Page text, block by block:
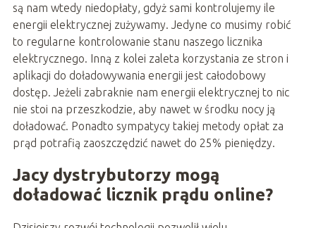
są nam wtedy niedopłaty, gdyż sami kontrolujemy ile
energii elektrycznej zużywamy. Jedyne co musimy robić
to regularne kontrolowanie stanu naszego licznika
elektrycznego. Inną z kolei zaleta korzystania ze stron i
aplikacji do doładowywania energii jest całodobowy
dostęp. Jeżeli zabraknie nam energii elektrycznej to nic
nie stoi na przeszkodzie, aby nawet w środku nocy ją
doładować. Ponadto sympatycy takiej metody opłat za
prąd potrafią zaoszczędzić nawet do 25% pieniędzy.
Jacy dystrybutorzy mogą
doładować licznik prądu online?